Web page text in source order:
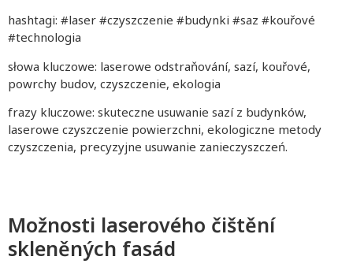
hashtagi: #laser #czyszczenie #budynki #saz #kouřové
#technologia
słowa kluczowe: laserowe odstraňování, sazí, kouřové,
powrchy budov, czyszczenie, ekologia
frazy kluczowe: skuteczne usuwanie sazí z budynków,
laserowe czyszczenie powierzchni, ekologiczne metody
czyszczenia, precyzyjne usuwanie zanieczyszczeń.
Možnosti laserového čištění
skleněných fasád